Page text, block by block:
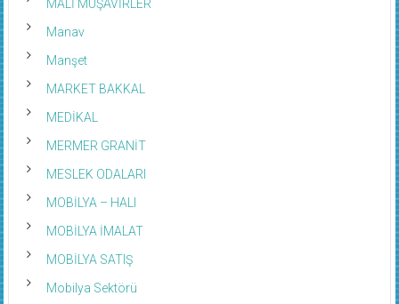
MALİ MÜŞAVİRLER
Manav
Manşet
MARKET BAKKAL
MEDİKAL
MERMER GRANİT
MESLEK ODALARI
MOBİLYA – HALI
MOBİLYA İMALAT
MOBİLYA SATIŞ
Mobilya Sektörü